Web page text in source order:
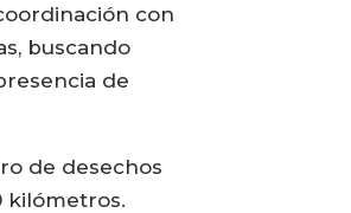
con
buscando
de
de desechos
kilómetros.